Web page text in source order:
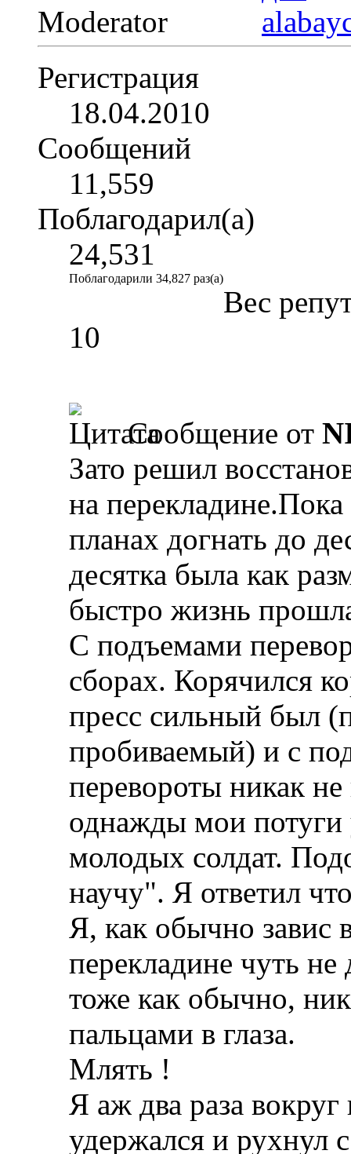
Moderator
Регистрация
18.04.2010
Сообщений
11,559
Поблагодарил(а)
24,531
Поблагодарили 34,827 раз(а)
Вес
10
Сообщение от
Зато решил
на
планах догнать до
десятка была как
быстро жизнь
С подъемами
сборах. Корячился
пресс сильный был
пробиваемый) и с
перевороты никак
однажды мои потуги
молодых солдат.
научу". Я ответил
Я, как обычно завис
перекладине чуть
тоже как обычно,
пальцами в глаза.
Млять !
Я аж два раза
удержался и рухнул